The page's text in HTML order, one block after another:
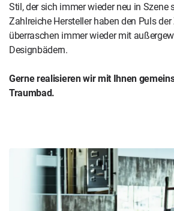
Stil, der sich immer wieder neu in Szene
Zahlreiche Hersteller haben den Puls
überraschen immer wieder mit
Designbädern.
Gerne realisieren wir mit Ihnen
Traumbad.